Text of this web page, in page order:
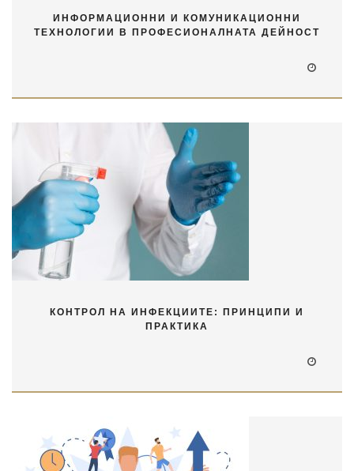
ИНФОРМАЦИОННИ И КОМУНИКАЦИОННИ
ТЕХНОЛОГИИ В ПРОФЕСИОНАЛНАТА ДЕЙНОСТ
КОНТРОЛ НА ИНФЕКЦИИТЕ: ПРИНЦИПИ И
ПРАКТИКА